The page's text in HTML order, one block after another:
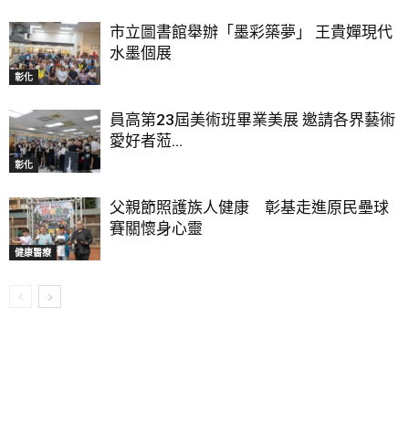
彰化
市立圖書館舉辦「墨彩築夢」 王貴嬋現代
水墨個展
彰化
員高第23屆美術班畢業美展 邀請各界藝術
愛好者蒞...
健康醫療
父親節照護族人健康 彰基走進原民壘球
賽關懷身心靈